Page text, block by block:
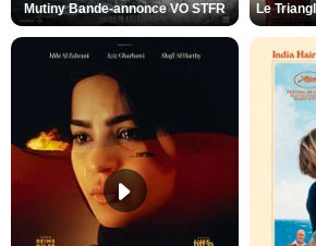
Mutiny Bande-annonce VO STFR Le